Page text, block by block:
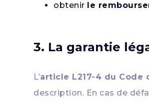
obtenir le
3. La garantie
L’article L217-4 du Code
description. En cas de